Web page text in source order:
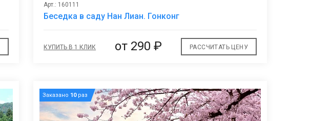
избранное
Арт.: 160111
Беседка в саду Нан Лиан. Гонконг
КУПИТЬ В 1 КЛИК от 290 ₽ РАССЧИТАТЬ ЦЕНУ
Заказано 10раз